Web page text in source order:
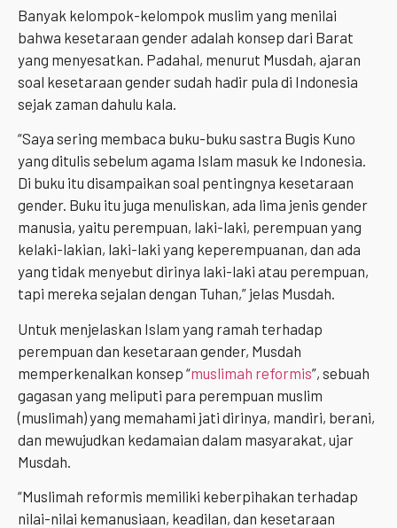
Banyak kelompok-kelompok muslim yang menilai
bahwa kesetaraan gender adalah konsep dari Barat
yang menyesatkan. Padahal, menurut Musdah, ajaran
soal kesetaraan gender sudah hadir pula di Indonesia
sejak zaman dahulu kala.
“Saya sering membaca buku-buku sastra Bugis Kuno
yang ditulis sebelum agama Islam masuk ke Indonesia.
Di buku itu disampaikan soal pentingnya kesetaraan
gender. Buku itu juga menuliskan, ada lima jenis gender
manusia, yaitu perempuan, laki-laki, perempuan yang
kelaki-lakian, laki-laki yang keperempuanan, dan ada
yang tidak menyebut dirinya laki-laki atau perempuan,
tapi mereka sejalan dengan Tuhan,” jelas Musdah.
Untuk menjelaskan Islam yang ramah terhadap
perempuan dan kesetaraan gender, Musdah
memperkenalkan konsep “muslimah reformis”, sebuah
gagasan yang meliputi para perempuan muslim
(muslimah) yang memahami jati dirinya, mandiri, berani,
dan mewujudkan kedamaian dalam masyarakat, ujar
Musdah.
“Muslimah reformis memiliki keberpihakan terhadap
nilai-nilai kemanusiaan, keadilan, dan kesetaraan